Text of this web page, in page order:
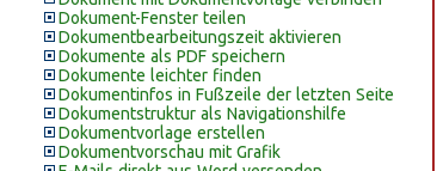
Dokument-Fenster teilen
Dokumentbearbeitungszeit aktivieren
Dokumente als PDF speichern
Dokumente leichter finden
Dokumentinfos in Fußzeile der letzten Seite
Dokumentstruktur als Navigationshilfe
Dokumentvorlage erstellen
Dokumentvorschau mit Grafik